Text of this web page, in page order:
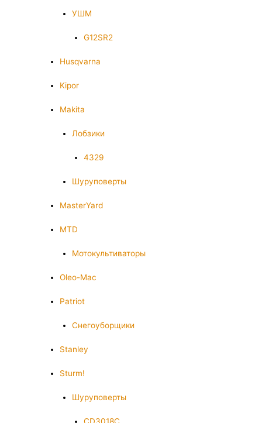
УШМ
G12SR2
Husqvarna
Kipor
Makita
Лобзики
4329
Шуруповерты
MasterYard
MTD
Мотокультиваторы
Oleo-Mac
Patriot
Снегоуборщики
Stanley
Sturm!
Шуруповерты